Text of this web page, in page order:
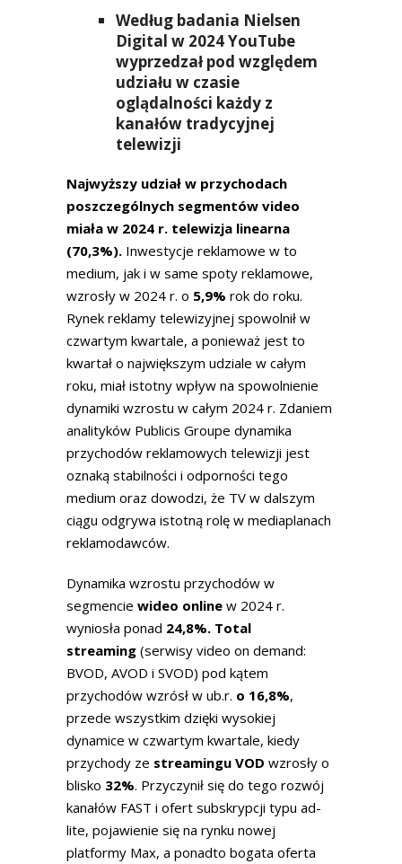
Według badania Nielsen
Digital w 2024 YouTube
wyprzedzał pod względem
udziału w czasie
oglądalności każdy z
kanałów tradycyjnej
telewizji
Najwyższy udział w przychodach
poszczególnych segmentów video
miała w 2024 r. telewizja linearna
(70,3%). Inwestycje reklamowe w to
medium, jak i w same spoty reklamowe,
wzrosły w 2024 r. o 5,9% rok do roku.
Rynek reklamy telewizyjnej spowolnił w
czwartym kwartale, a ponieważ jest to
kwartał o największym udziale w całym
roku, miał istotny wpływ na spowolnienie
dynamiki wzrostu w całym 2024 r. Zdaniem
analityków Publicis Groupe dynamika
przychodów reklamowych telewizji jest
oznaką stabilności i odporności tego
medium oraz dowodzi, że TV w dalszym
ciągu odgrywa istotną rolę w mediaplanach
reklamodawców.
Dynamika wzrostu przychodów w
segmencie wideo online w 2024 r.
wyniosła ponad 24,8%. Total
streaming (serwisy video on demand:
BVOD, AVOD i SVOD) pod kątem
przychodów wzrósł w ub.r. o 16,8%,
przede wszystkim dzięki wysokiej
dynamice w czwartym kwartale, kiedy
przychody ze streamingu VOD wzrosły o
blisko 32%. Przyczynił się do tego rozwój
kanałów FAST i ofert subskrypcji typu ad-
lite, pojawienie się na rynku nowej
platformy Max, a ponadto bogata oferta